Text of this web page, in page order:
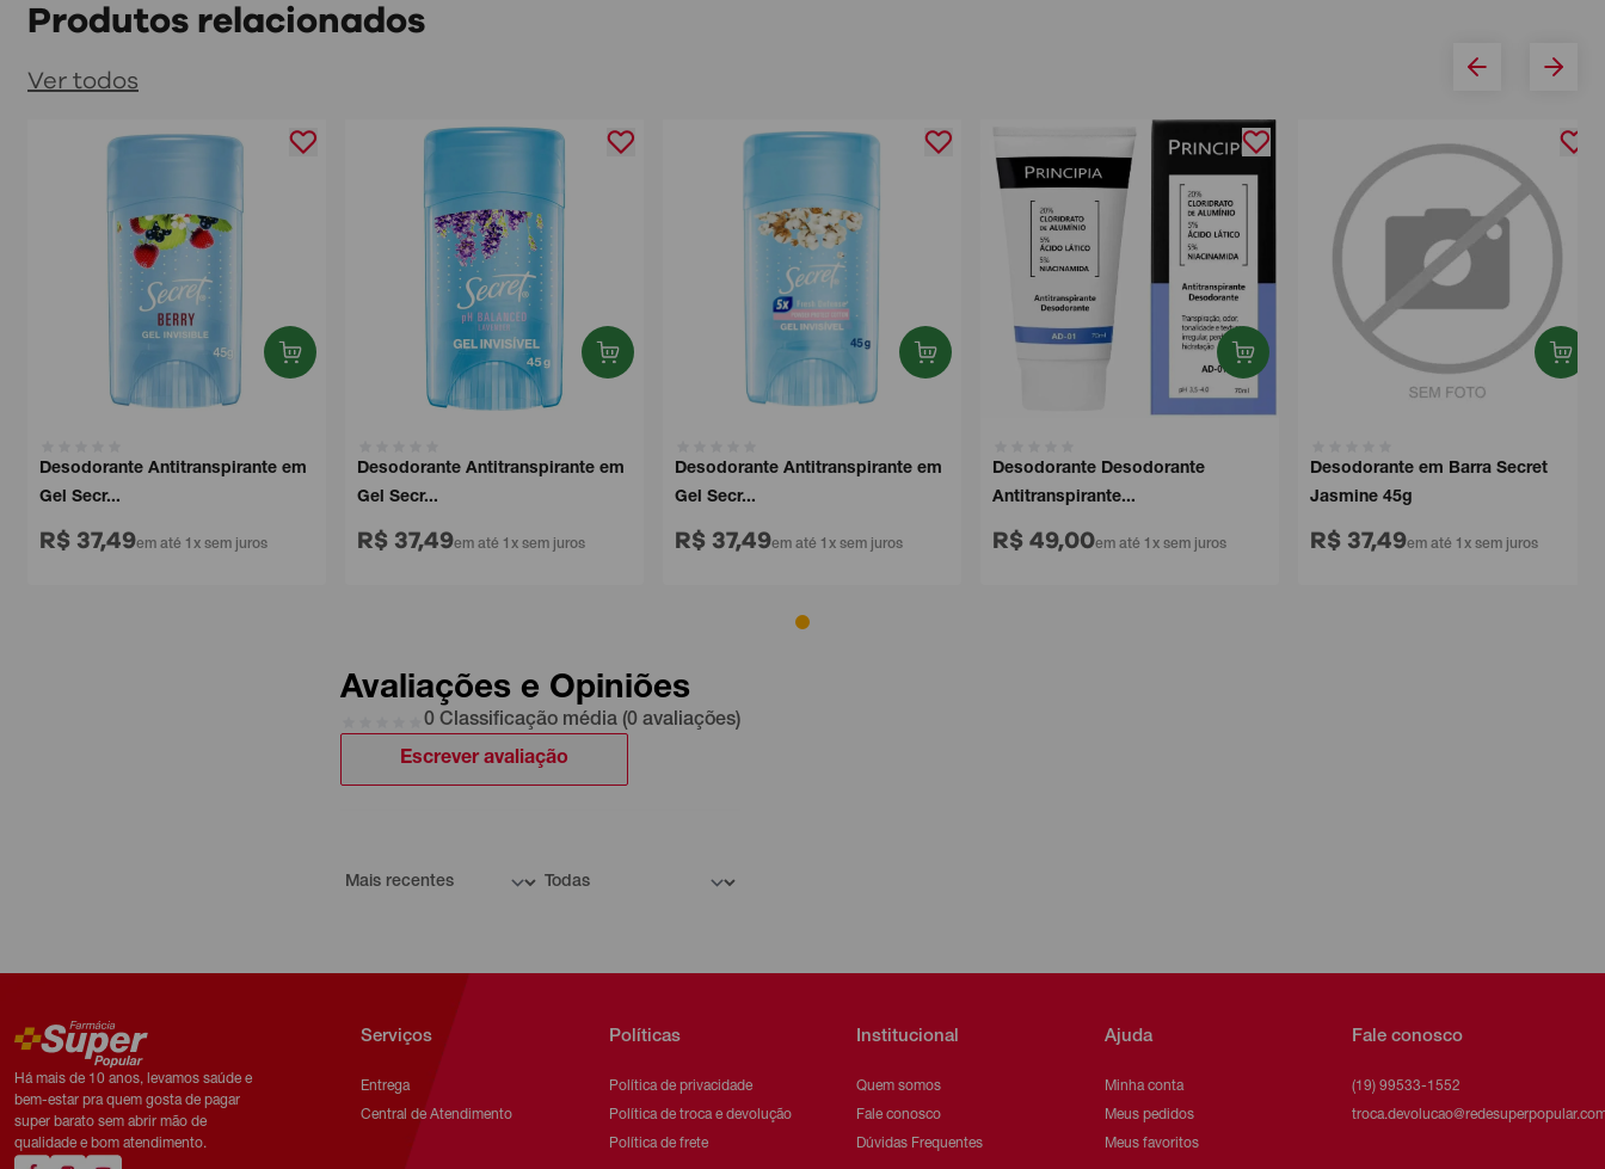
Produtos relacionados
Ver todos
Desodorante Antitranspirante em
Gel Secr...
R$ 37,49em até 1x sem juros
Desodorante Antitranspirante em
Gel Secr...
R$ 37,49em até 1x sem juros
Desodorante Antitranspirante em
Gel Secr...
R$ 37,49em até 1x sem juros
Desodorante Desodorante
Antitranspirante...
R$ 49,00em até 1x sem juros
Desodorante em Barra Secret
Jasmine 45g
R$ 37,49em até 1x sem juros
Avaliações e Opiniões
0 Classificação média (0 avaliações)
Escrever avaliação
Há mais de 10 anos, levamos saúde e
bem-estar pra quem gosta de pagar
super barato sem abrir mão de
qualidade e bom atendimento.
Serviços
Entrega
Central de Atendimento
Políticas
Política de privacidade
Política de troca e devolução
Política de frete
Institucional
Quem somos
Fale conosco
Dúvidas Frequentes
Ajuda
Minha conta
Meus pedidos
Meus favoritos
Fale conosco
(19) 99533-1552